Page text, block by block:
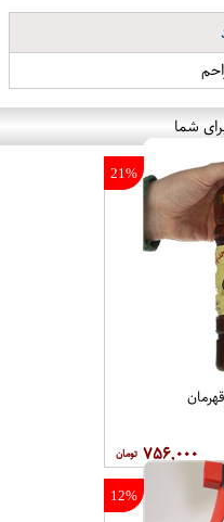
شما
21%
۷۵۶,۰۰۰
12%